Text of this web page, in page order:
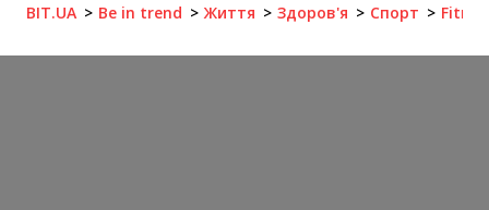
BIT.UA Be in trend Життя Здоров'я Спорт